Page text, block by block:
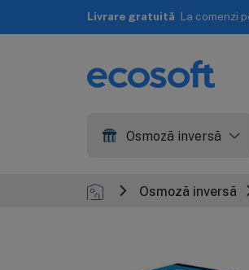
Livrare rapidă A doua zi
Osmoză inversă
Osmoză inversă